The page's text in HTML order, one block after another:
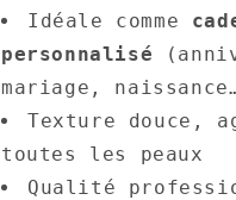
Idéale comme
personnalisé
mariage,
Texture douce,
toutes les peaux
Qualité